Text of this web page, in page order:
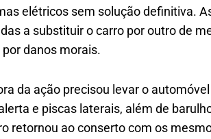
elétricos sem solução definitiva.
a substituir o carro por outro de
danos morais.
da ação precisou levar o
e piscas laterais, além de
retornou ao conserto com os